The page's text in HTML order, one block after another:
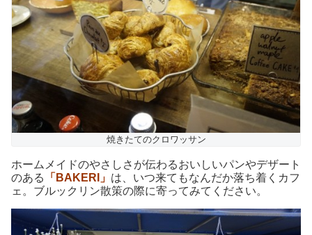
焼きたてのクロワッサン
ホームメイドのやさしさが伝わるおいしいパンやデザート
のある
「BAKERI」 は、いつ来てもなんだか落ち着くカフ
ェ。ブルックリン散策の際に寄ってみてください。